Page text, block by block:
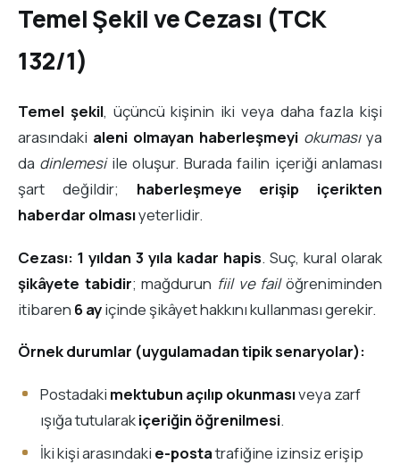
Temel Şekil ve Cezası (TCK
132/1)
Temel şekil, üçüncü kişinin iki veya daha fazla kişi
arasındaki aleni olmayan haberleşmeyi okumasıya
da dinlemesiile oluşur. Burada failin içeriği anlaması
şart değildir; haberleşmeye erişip içerikten
haberdar olmasıyeterlidir.
Cezası: 1 yıldan 3 yıla kadar hapis. Suç, kural olarak
şikâyete tabidir; mağdurun fiil ve failöğreniminden
itibaren 6 ayiçinde şikâyet hakkını kullanması gerekir.
Örnek durumlar (uygulamadan tipik senaryolar):
Postadaki mektubun açılıp okunmasıveya zarf
ışığa tutularakiçeriğin öğrenilmesi.
İki kişi arasındaki e-postatrafiğine izinsiz erişip